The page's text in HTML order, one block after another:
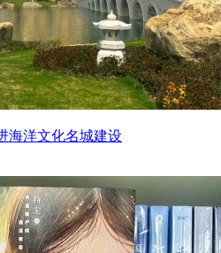
海洋文化名城建设